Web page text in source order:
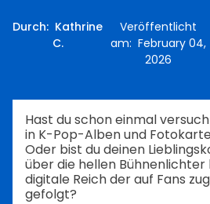
Durch: Kathrine
C.
Veröffentlicht
am: February 04,
2026
Hast du schon einmal
in K-Pop-Alben und
Oder bist du deinen
über die hellen Bühnenlichter
digitale Reich der auf Fans
gefolgt?